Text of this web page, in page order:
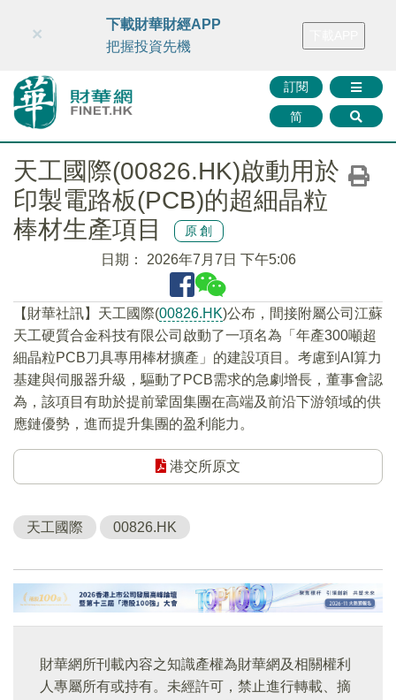
財華智庫網 FINTV FINMETA 財華證券 媒體矩陣
訂閱
简
×
下載財華財經APP
把握投資先機
天工國際(00826.HK)啟動用於
印製電路板(PCB)的超細晶粒
棒材生產項目
原創
日期： 2026年7月7日 下午5:06
【財華社訊】天工國際(00826.HK)公布，間接附屬公司江蘇
天工硬質合金科技有限公司啟動了一項名為「年產300噸超
細晶粒PCB刀具專用棒材擴產」的建設項目。考慮到AI算力
基建與伺服器升級，驅動了PCB需求的急劇增長，董事會認
為，該項目有助於提前鞏固集團在高端及前沿下游領域的供
應鏈優勢，進而提升集團的盈利能力。
港交所原文
天工國際 00826.HK
財華網所刊載內容之知識產權為財華網及相關權利
人專屬所有或持有。未經許可，禁止進行轉載、摘